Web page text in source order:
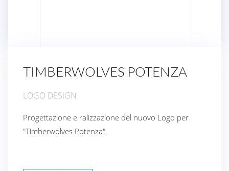
TIMBERWOLVES POTENZA
LOGO DESIGN
Progettazione e ralizzazione del nuovo Logo per
"Timberwolves Potenza".